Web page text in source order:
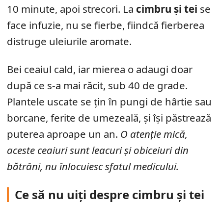
10 minute, apoi strecori. La cimbru și tei se
face infuzie, nu se fierbe, fiindcă fierberea
distruge uleiurile aromate.
Bei ceaiul cald, iar mierea o adaugi doar
după ce s-a mai răcit, sub 40 de grade.
Plantele uscate se țin în pungi de hârtie sau
borcane, ferite de umezeală, și își păstrează
puterea aproape un an. O atenție mică,
aceste ceaiuri sunt leacuri și obiceiuri din
bătrâni, nu înlocuiesc sfatul medicului.
Ce să nu uiți despre cimbru și tei